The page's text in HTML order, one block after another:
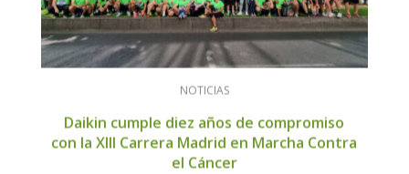
NOTICIAS
Daikin cumple diez años de compromiso
con la XIII Carrera Madrid en Marcha Contra
el Cáncer